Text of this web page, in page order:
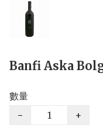
Banfi Aska
數量
−
+